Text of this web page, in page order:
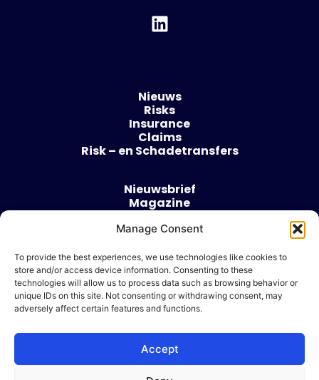
Manage Consent
To provide the best experiences, we use technologies like cookies to
store and/or access device information. Consenting to these
technologies will allow us to process data such as browsing behavior or
unique IDs on this site. Not consenting or withdrawing consent, may
adversely affect certain features and functions.
Accept
Nieuws
Risks
Insurance
Claims
Risk – en Schadetransfers
Nieuwsbrief
Magazine
Over
Algemene voorwaarden
Cookie beleid
Ik wil adverteren